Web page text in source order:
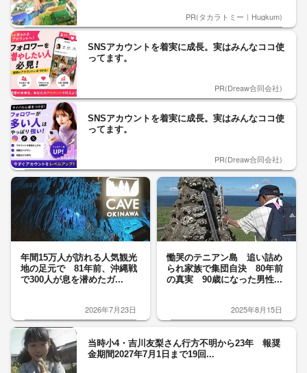
PR(タカラトミー｜Hugkum)
SNSアカウントを着実に成長。実はみんなココ使
ってます。
PR(Dreaw合同会社)
SNSアカウントを着実に成長。実はみんなココ使
ってます。
PR(Dreaw合同会社)
年間15万人が訪れる人気観光
地の足元で 81年前、沖縄戦
で300人が息を潜めたガ...
2026年7月23日
慟哭のテニアン島 追い詰め
られ家族で集団自決 80年前
の真実 90歳になった男性...
2025年8月15日
当時小4・吉川友梨さん行方不明から23年 報奨
金期間2027年7月1日まで19回...